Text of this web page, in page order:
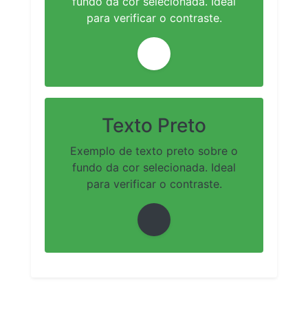
para verificar o contraste.
Texto Preto
Exemplo de texto preto sobre o
fundo da cor selecionada. Ideal
para verificar o contraste.